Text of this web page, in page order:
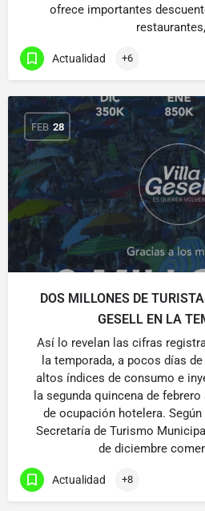
ofrece importantes
Actualidad +6
FEB 28
DOS MILLONES DE
GESELL EN LA
Así lo revelan las cifras
la temporada, a pocos días
altos índices de consumo e
la segunda quincena de
de ocupación hotelera.
Secretaría de Turismo
de diciembre
Actualidad +8